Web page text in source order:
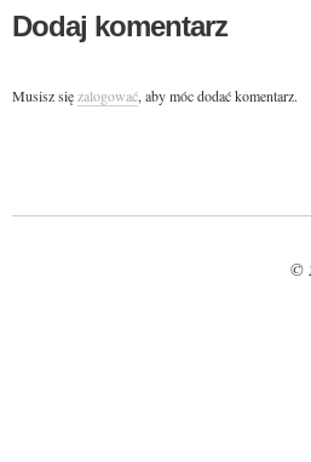
Dodaj komentarz
Musisz sięzalogować, aby móc dodać komentarz.
©